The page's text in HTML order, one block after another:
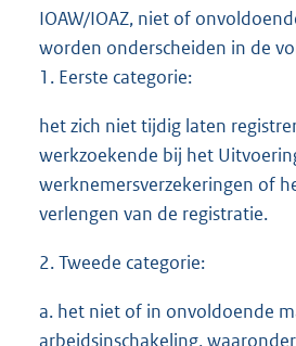
IOAW/IOAZ, niet of
worden onderscheiden in de
1. Eerste categorie:
het zich niet tijdig laten
werkzoekende bij het
werknemersverzekeringen of
verlengen van de registratie.
2. Tweede categorie:
a. het niet of in onvoldoende
arbeidsinschakeling,